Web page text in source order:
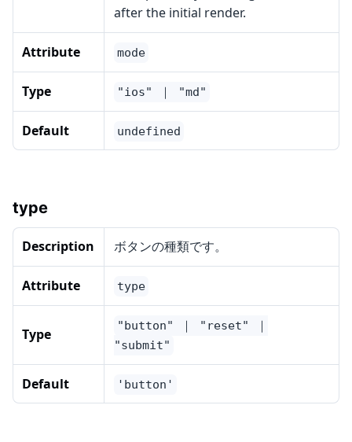
after the initial render.
Attribute mode
Type "ios" ｜ "md"
Default undefined
type
Description ボタンの種類です。
Attribute type
Type
"button" ｜ "reset" ｜
"submit"
Default 'button'